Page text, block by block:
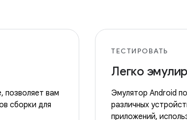
позволяет вам
сборки для
ТЕСТИРОВАТЬ
Легко
Эмулятор Android
различных
приложений,